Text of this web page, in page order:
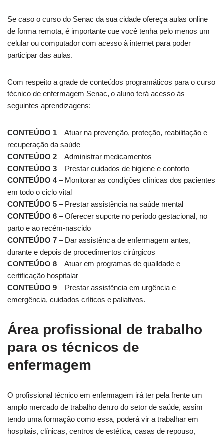
Se caso o curso do Senac da sua cidade ofereça aulas online
de forma remota, é importante que você tenha pelo menos um
celular ou computador com acesso à internet para poder
participar das aulas.
Com respeito a grade de conteúdos programáticos para o curso
técnico de enfermagem Senac, o aluno terá acesso às
seguintes aprendizagens:
CONTEÚDO 1 – Atuar na prevenção, proteção, reabilitação e
recuperação da saúde
CONTEÚDO 2 – Administrar medicamentos
CONTEÚDO 3 – Prestar cuidados de higiene e conforto
CONTEÚDO 4– Monitorar as condições clínicas dos pacientes
em todo o ciclo vital
CONTEÚDO 5 – Prestar assistência na saúde mental
CONTEÚDO 6 – Oferecer suporte no período gestacional, no
parto e ao recém-nascido
CONTEÚDO 7 – Dar assistência de enfermagem antes,
durante e depois de procedimentos cirúrgicos
CONTEÚDO 8 – Atuar em programas de qualidade e
certificação hospitalar
CONTEÚDO 9 – Prestar assistência em urgência e
emergência, cuidados críticos e paliativos.
Área profissional de trabalho
para os técnicos de
enfermagem
O profissional técnico em enfermagem irá ter pela frente um
amplo mercado de trabalho dentro do setor de saúde, assim
tendo uma formação como essa, poderá vir a trabalhar em
hospitais, clínicas, centros de estética, casas de repouso,